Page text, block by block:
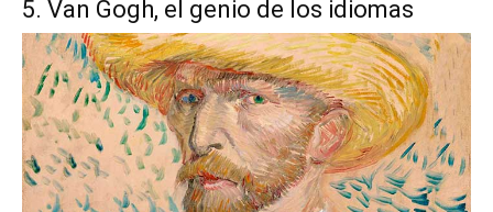
5. Van Gogh, el genio de los idiomas